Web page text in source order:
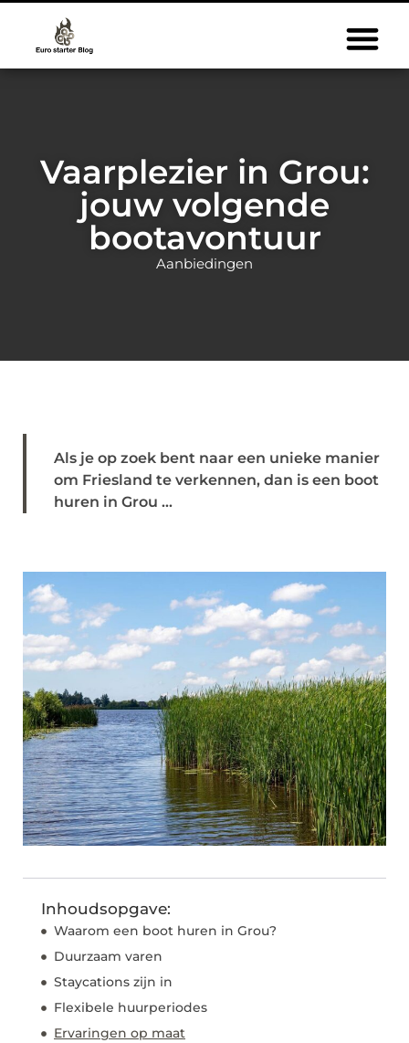
Vaarplezier in Grou:
jouw volgende
bootavontuur
Aanbiedingen
Als je op zoek bent naar een unieke manier
om Friesland te verkennen, dan is een boot
huren in Grou ...
Inhoudsopgave:
Waarom een boot huren in Grou?
Duurzaam varen
Staycations zijn in
Flexibele huurperiodes
Ervaringen op maat